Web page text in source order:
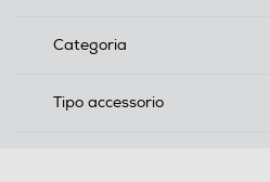
Categoria
Tipo accessorio